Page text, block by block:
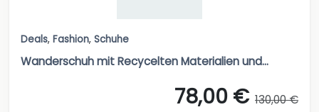
Deals, Fashion, Schuhe
Wanderschuh mit Recycelten Materialien und...
78,00 € 130,00 €